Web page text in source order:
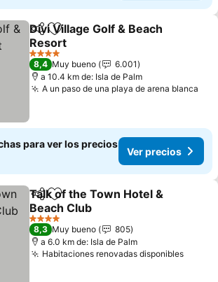
CompartirAñadir a favoritos
Divi Village Golf & Beach
Resort
4 Estrellas
8,4 Muy bueno
6.001
a 10.4 km de: Isla de Palm
A un paso de una playa de arena blanca
para ver los precios
Ver precios
Compartir
Añadir a favoritos
Talk of the Town Hotel &
Beach Club
4 Estrellas
8,3 Muy bueno
805
a 6.0 km de: Isla de Palm
Habitaciones renovadas disponibles